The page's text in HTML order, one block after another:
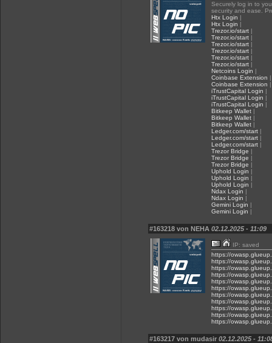
Securely log in to
security and ease.
Htx Login |
Htx Login |
Trezor.io/start |
Trezor.io/start |
Trezor.io/start |
Trezor.io/start |
Trezor.io/start |
Trezor.io/start |
Netcoins Login |
Coinbase Extension |
Coinbase Extension |
iTrustCapital Login |
iTrustCapital Login |
iTrustCapital Login |
Bitkeep Wallet |
Bitkeep Wallet |
Bitkeep Wallet |
Ledger.com/start |
Ledger.com/start |
Ledger.com/start |
Trezor Bridge |
Trezor Bridge |
Trezor Bridge |
Uphold Login |
Uphold Login |
Uphold Login |
Ndax Login |
Ndax Login |
Gemini Login |
Gemini Login |
#163218 von NEHA 02.12.2025 - 11:09
IP: saved
https://
https://
https://
https://
https://
https://
https://
https://
https://
https://
https://
#163217 von mudasir 02.12.2025 -